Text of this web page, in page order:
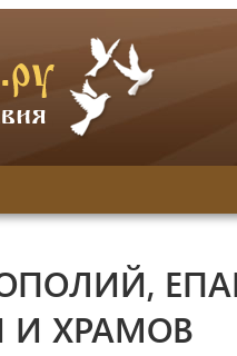
И ХРАМОВ